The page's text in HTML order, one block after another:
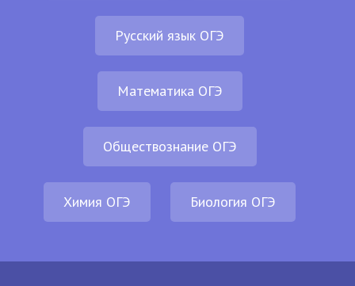
Русский язык ОГЭ
Математика ОГЭ
Обществознание ОГЭ
Химия ОГЭ Биология ОГЭ